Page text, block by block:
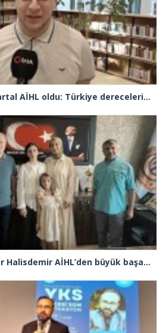
YKS’nin zirvesi yine Kartal AİHL oldu: Türkiye dereceleri peş peşe geldi, başarının sırrını anlattılar
Çekmeköy Şehit Ömer Halisdemir AİHL’den büyük başarı! LGS’de yüzde 0,13’lik dilim